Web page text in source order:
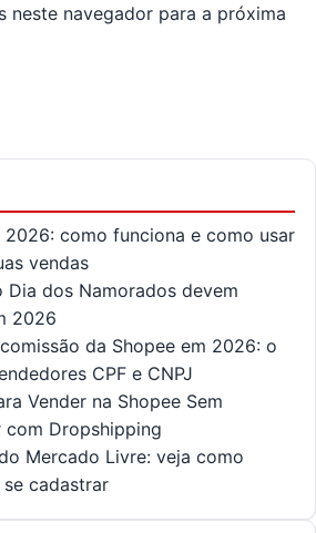
neste navegador para a próxima
2026: como funciona e como usar
vendas
Dia dos Namorados devem
2026
da Shopee em 2026: o
CPF e CNPJ
Vender na Shopee Sem
com Dropshipping
Mercado Livre: veja como
cadastrar